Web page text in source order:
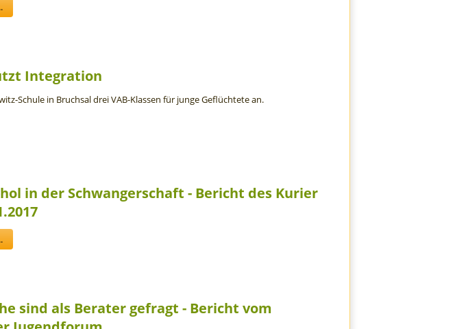
Integration
Schule in Bruchsal drei VAB-Klassen für junge Geflüchtete an.
in der Schwangerschaft - Bericht des Kurier
sind als Berater gefragt - Bericht vom